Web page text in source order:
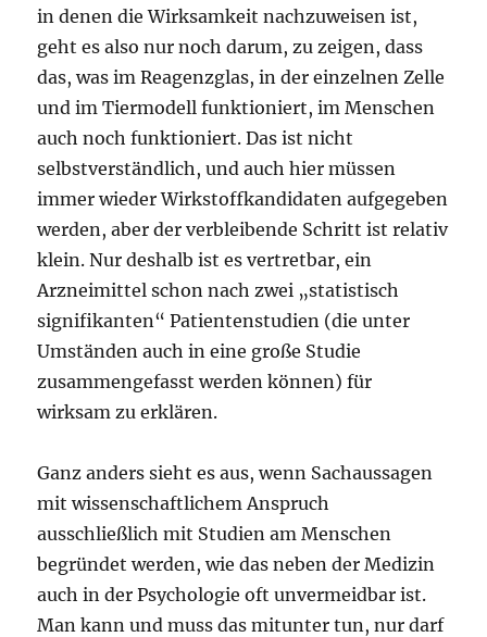
in denen die Wirksamkeit nachzuweisen ist,
geht es also nur noch darum, zu zeigen, dass
das, was im Reagenzglas, in der einzelnen Zelle
und im Tiermodell funktioniert, im Menschen
auch noch funktioniert. Das ist nicht
selbstverständlich, und auch hier müssen
immer wieder Wirkstoffkandidaten aufgegeben
werden, aber der verbleibende Schritt ist relativ
klein. Nur deshalb ist es vertretbar, ein
Arzneimittel schon nach zwei „statistisch
signifikanten“ Patientenstudien (die unter
Umständen auch in eine große Studie
zusammengefasst werden können) für
wirksam zu erklären.
Ganz anders sieht es aus, wenn Sachaussagen
mit wissenschaftlichem Anspruch
ausschließlich mit Studien am Menschen
begründet werden, wie das neben der Medizin
auch in der Psychologie oft unvermeidbar ist.
Man kann und muss das mitunter tun, nur darf